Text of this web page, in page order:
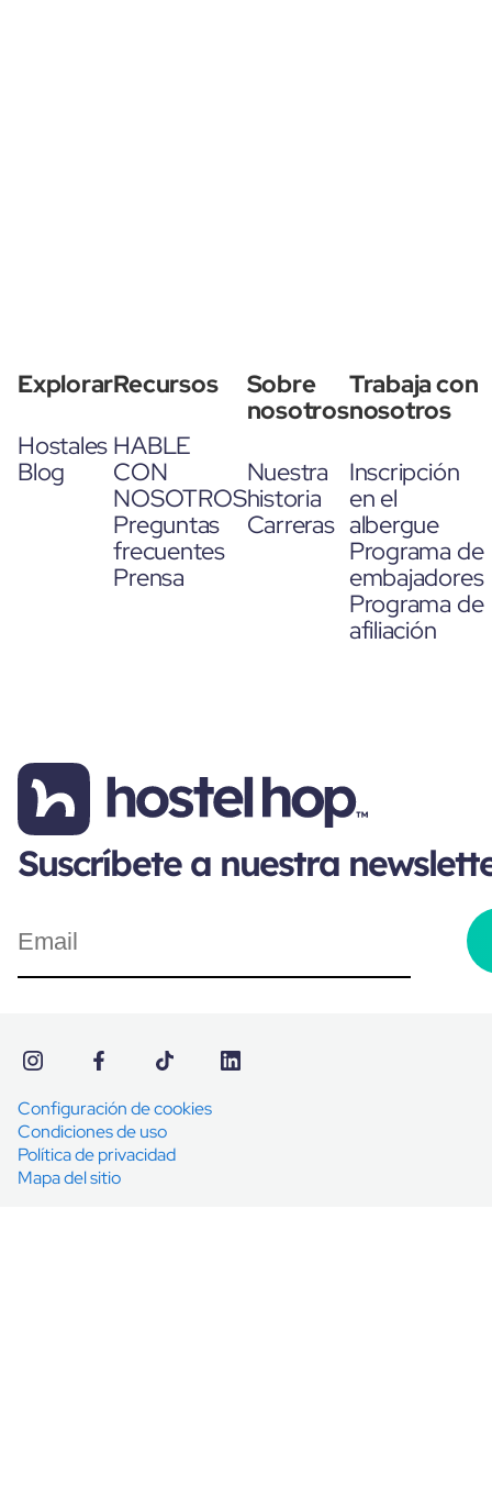
Explorar
Hostales
Blog
Recursos
HABLE
CON
NOSOTROS
Preguntas
frecuentes
Prensa
Sobre
nosotros
Nuestra
historia
Carreras
Trabaja con
nosotros
Inscripción
en el
albergue
Programa de
embajadores
Programa de
afiliación
Suscríbete a nuestra
Configuración de cookies
Condiciones de uso
Política de privacidad
Mapa del sitio